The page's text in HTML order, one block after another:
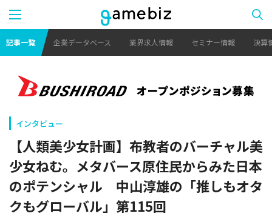
記事一覧 企業データベース 業界求人情報 セミナー情報 決算
インタビュー
【人類美少女計画】布教者のバーチャル美
少女ねむ。メタバース原住民からみた日本
のポテンシャル 中山淳雄の「推しもオタ
クもグローバル」第115回